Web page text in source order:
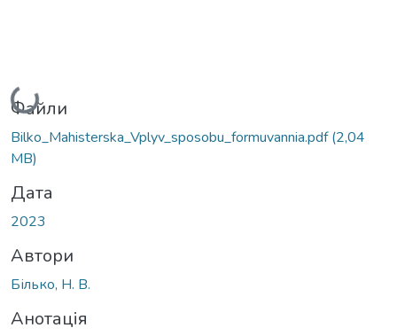
Вантажиться...
Файли
Bilko_Mahisterska_Vplyv_sposobu_formuvannia.pdf(2,04
MB)
Дата
2023
Автори
Білько, Н. В.
Анотація